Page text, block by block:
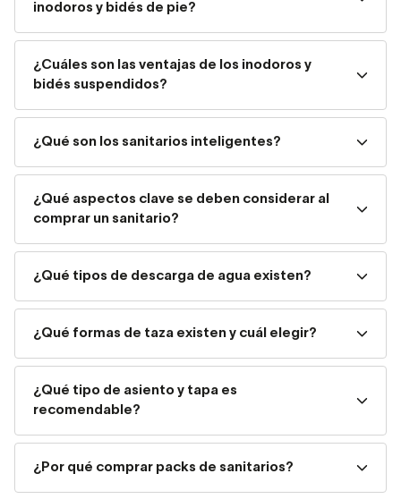
Inodoros y bidés de pie
Los sanitarios de pie son los de toda la vida. Apoyados
recomendables, pero ahora mismo, los sanitarios
modernos, vienen adaptados para ajustarse asalidas
verticales u horizontales.
Los inodoros de piepueden llevar el tanque bajo o
bajo compacto. Los de tanque bajo son los más
comunes y lleva el tanque justo sobre la taza. Los de
Inodoros y bidés suspendidos
Los sanitarios suspendidos
van apoyados sobre las
cuenta que la salida deber ser, sí o sí, horizontal.
inodoros y bidés de pie?
¿Cuáles son las ventajas de los inodoros y
bidés suspendidos?
¿Qué son los sanitarios inteligentes?
¿Qué aspectos clave se deben considerar al
comprar un sanitario?
¿Qué tipos de descarga de agua existen?
¿Qué formas de taza existen y cuál elegir?
¿Qué tipo de asiento y tapa es
recomendable?
¿Por qué comprar packs de sanitarios?